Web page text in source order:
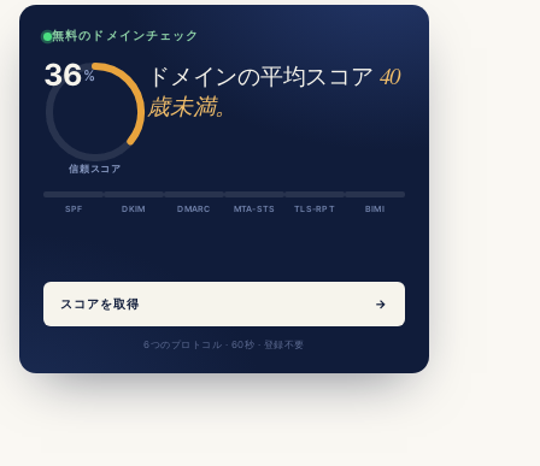
無料のドメインチェック
信頼スコア
ドメインの平均スコア 40
歳未満。
SPF DKIM DMARC MTA-STS TLS-RPT BIMI
スコアを取得 →
6つのプロトコル · 60秒 · 登録不要